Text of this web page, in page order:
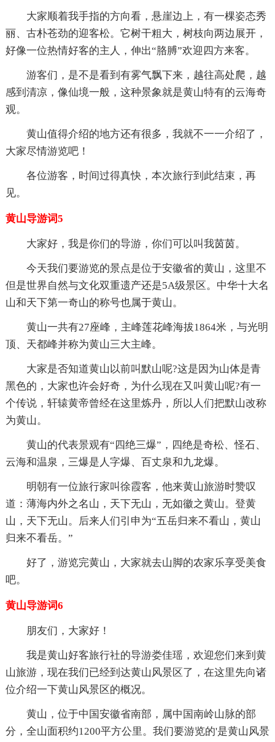
大家顺着我手指的方向看，悬崖边上，有一棵姿态秀
丽、古朴苍劲的迎客松。它树干粗大，树枝向两边展开，
好像一位热情好客的主人，伸出“胳膊”欢迎四方来客。
游客们，是不是看到有雾气飘下来，越往高处爬，越
感到清凉，像仙境一般，这种景象就是黄山特有的云海奇
观。
黄山值得介绍的地方还有很多，我就不一一介绍了，
大家尽情游览吧！
各位游客，时间过得真快，本次旅行到此结束，再
见。
黄山导游词5
大家好，我是你们的导游，你们可以叫我茵茵。
今天我们要游览的景点是位于安徽省的黄山，这里不
但是世界自然与文化双重遗产还是5A级景区。中华十大名
山和天下第一奇山的称号也属于黄山。
黄山一共有27座峰，主峰莲花峰海拔1864米，与光明
顶、天都峰并称为黄山三大主峰。
大家是否知道黄山以前叫默山呢?这是因为山体是青
黑色的，大家也许会好奇，为什么现在又叫黄山呢?有一
个传说，轩辕黄帝曾经在这里炼丹，所以人们把默山改称
为黄山。
黄山的代表景观有“四绝三爆”，四绝是奇松、怪石、
云海和温泉，三爆是人字爆、百丈泉和九龙爆。
明朝有一位旅行家叫徐霞客，他来黄山旅游时赞叹
道：薄海内外之名山，天下无山，无如徽之黄山。登黄
山，天下无山。后来人们引申为“五岳归来不看山，黄山
归来不看岳。”
好了，游览完黄山，大家就去山脚的农家乐享受美食
吧。
黄山导游词6
朋友们，大家好！
我是黄山好客旅行社的导游娄佳瑶，欢迎您们来到黄
山旅游，现在我们已经到达黄山风景区了，在这里先向诸
位介绍一下黄山风景区的概况。
黄山，位于中国安徽省南部，属中国南岭山脉的部
分，全山面积约1200平方公里。我们要游览的'是黄山风景